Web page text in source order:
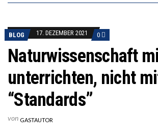
BLOG 17. DEZEMBER 2021 0
Naturwissenschaft
unterrichten, nicht
“Standards”
von GASTAUTOR